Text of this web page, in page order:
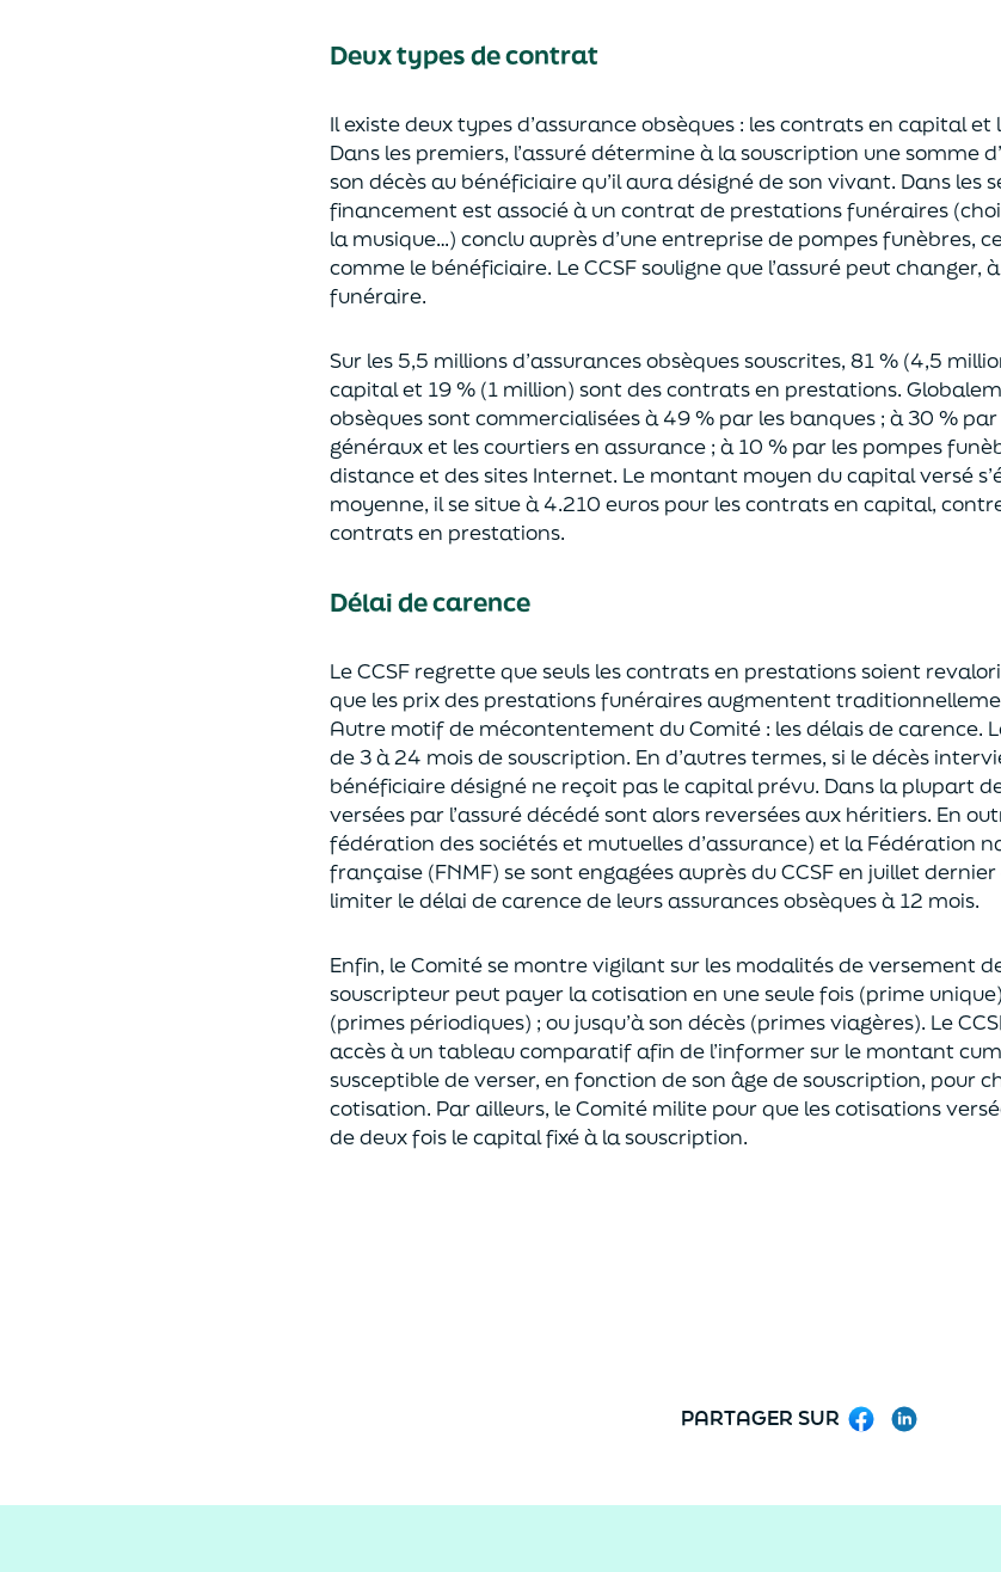
Deux types de contrat
Il existe deux types d’assurance obsèques : les contrats en capital et
Dans les premiers, l’assuré détermine à la souscription une somme
son décès au bénéficiaire qu’il aura désigné de son vivant. Dans les
financementestassociéà un contratde prestations funéraires (
la musique…) conclu auprès d’une entreprise de pompes funèbres,
comme le bénéficiaire. Le CCSF souligne que l’assuré peut
funéraire.
Sur les 5,5 millions d’assurancesobsèques souscrites, 81 % (4,5
capital et 19 % (1 million) sont des contrats en prestations.
obsèques sont commercialisées à 49 % par les banques ; à30 % par
généraux et les courtiers en assurance ; à 10 % par les pompes
distance et des sites Internet. Le montant moyen du capital versé
moyenne, il se situe à 4.210 euros pour les contrats en capital,
contrats en prestations.
Délaide carence
Le CCSF regrette que seuls les contrats en prestationssoient
que les prix des prestations funéraires augmentent
Autre motif de mécontentement du Comité : les délais de carence.
de 3 à 24 mois de souscription. En d’autres termes, si le décès
bénéficiaire désigné ne reçoit pas le capitalprévu. Dans la plupart
versées par l’assuré décédé sontalors reversées aux héritiers. En
fédération des sociétés et mutuelles d’assurance) et la Fédération
française (FNMF) sesont engagéesauprès du CCSFen juillet
limiter le délai de carence de leurs assurances obsèques à 12 mois.
Enfin, le Comitése montrevigilantsur les modalités de versement
souscripteur peut payer la cotisation en une seule fois (prime unique)
(primes périodiques) ; ou jusqu’à son décès (primes viagères). Le
accès à un tableau comparatifafin de l’informersur le montant
susceptible de verser, en fonction deson âge de souscription, pour
cotisation. Par ailleurs, le Comité milite pourque lescotisations
de deux fois le capital fixé à la souscription.
PARTAGER SUR Facebook